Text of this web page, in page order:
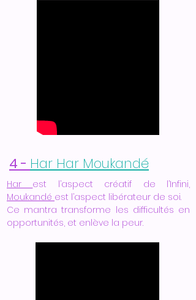
4 - Har Har Moukandé
Har est l’aspect créatif de l’Infini,
Moukandé est l’aspect libérateur de soi.
Ce mantra transforme les difficultés en
opportunités, et enlève la peur.